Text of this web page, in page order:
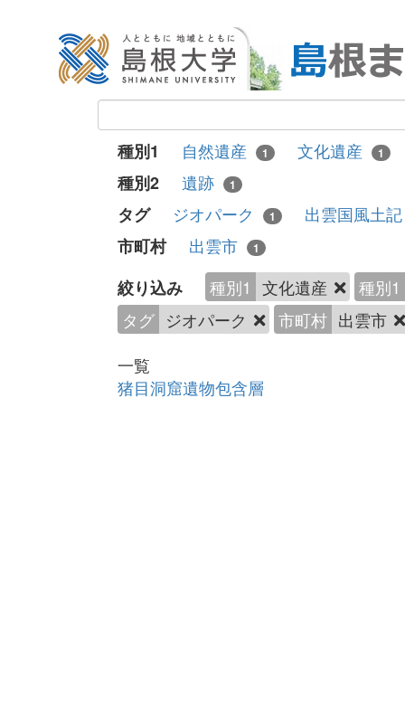
種別1 自然遺産 1 文化遺産 1
種別2 遺跡 1
タグ ジオパーク 1
出雲国風土
市町村
出雲市 1
絞り込み 種別1 文化遺産
種別1
タグ ジオパーク 市町村 出雲市
一覧
猪目洞窟遺物包含層